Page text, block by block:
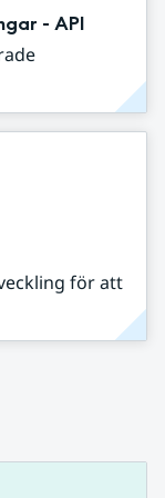
- API
för att